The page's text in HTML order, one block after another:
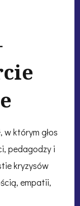
w którym głos
pedagodzy i
kryzysów
empatii,